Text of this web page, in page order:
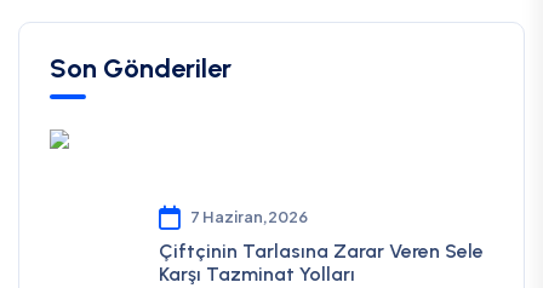
Son Gönderiler
7 Haziran,2026
Çiftçinin Tarlasına Zarar Veren Sele
Karşı Tazminat Yolları